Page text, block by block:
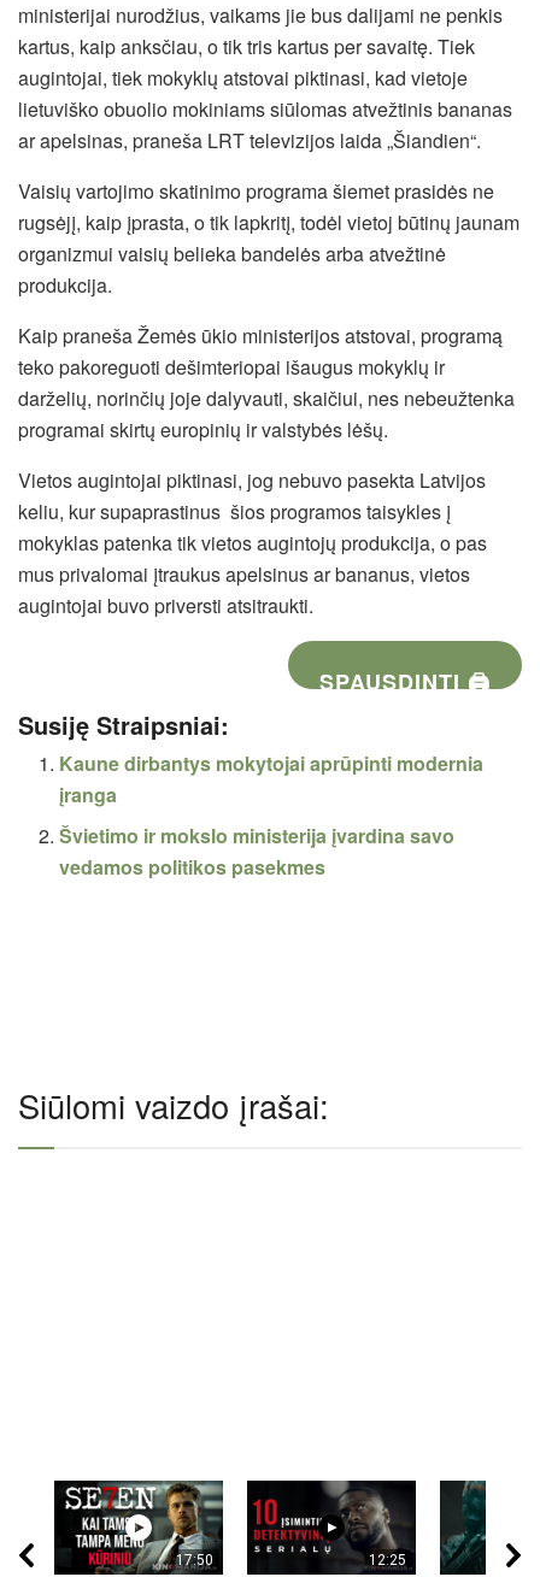
ministerijai nurodžius, vaikams jie bus dalijami ne penkis
kartus, kaip anksčiau, o tik tris kartus per savaitę. Tiek
augintojai, tiek mokyklų atstovai piktinasi, kad vietoje
lietuviško obuolio mokiniams siūlomas atvežtinis bananas
ar apelsinas, praneša LRT televizijos laida „Šiandien“.
Vaisių vartojimo skatinimo programa šiemet prasidės ne
rugsėjį, kaip įprasta, o tik lapkritį, todėl vietoj būtinų jaunam
organizmui vaisių belieka bandelės arba atvežtinė
produkcija.
Kaip praneša Žemės ūkio ministerijos atstovai, programą
teko pakoreguoti dešimteriopai išaugus mokyklų ir
darželių, norinčių joje dalyvauti, skaičiui, nes nebeužtenka
programai skirtų europinių ir valstybės lėšų.
Vietos augintojai piktinasi, jog nebuvo pasekta Latvijos
keliu, kur supaprastinus šios programos taisykles į
mokyklas patenka tik vietos augintojų produkcija, o pas
mus privalomai įtraukus apelsinus ar bananus, vietos
augintojai buvo priversti atsitraukti.
SPAUSDINTI 🖨
Susiję Straipsniai:
Kaune dirbantys mokytojai aprūpinti modernia
įranga
Švietimo ir mokslo ministerija įvardina savo
vedamos politikos pasekmes
Siūlomi vaizdo įrašai:
17:50 12:25